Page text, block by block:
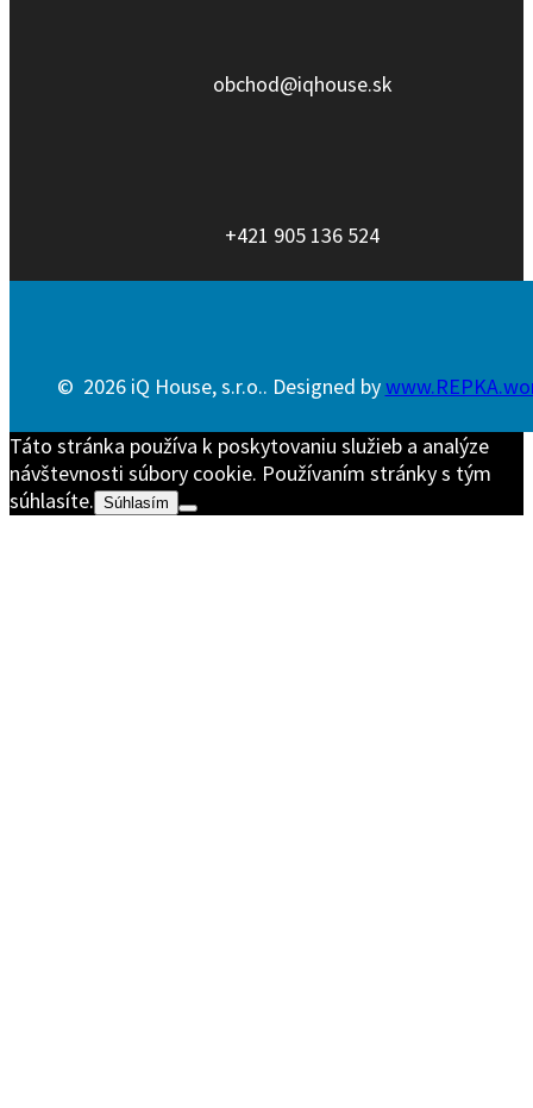
obchod@iqhouse.sk
+421 905 136 524
© 2026 iQ House, s.r.o.. Designed by
Táto stránka používa k poskytovaniu služieb a analýze
návštevnosti súbory cookie. Používaním stránky s tým
súhlasíte. Súhlasím